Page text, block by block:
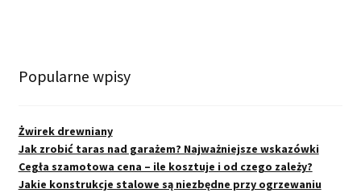
Popularne wpisy
Żwirek drewniany
Jak zrobić taras nad garażem? Najważniejsze wskazówki
Cegła szamotowa cena – ile kosztuje i od czego zależy?
Jakie konstrukcje stalowe są niezbędne przy ogrzewaniu